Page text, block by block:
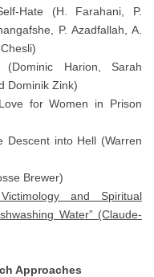
Hate (H. Farahani, P.
P. Azadfallah, A.
Harion, Sarah
Dominik Zink)
for Women in Prison
Descent into Hell (Warren
Brewer)
and Spiritual
Water” (Claude-
Approaches